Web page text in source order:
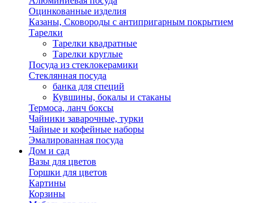
Оцинкованные изделия
Казаны, Сковороды с антипригарным покрытием
Тарелки
Тарелки квадратные
Тарелки круглые
Посуда из стеклокерамики
Стеклянная посуда
банка для специй
Кувшины, бокалы и стаканы
Термоса, ланч боксы
Чайники заварочные, турки
Чайные и кофейные наборы
Эмалированная посуда
Дом и сад
Вазы для цветов
Горшки для цветов
Картины
Корзины